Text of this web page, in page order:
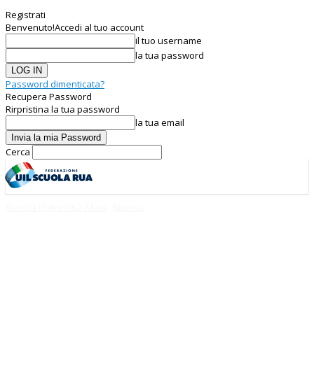
Registrati
Benvenuto!Accedi al tuo account
il tuo username
la tua password
Password dimenticata?
Recupera Password
Rirpristina la tua password
la tua email
Cerca